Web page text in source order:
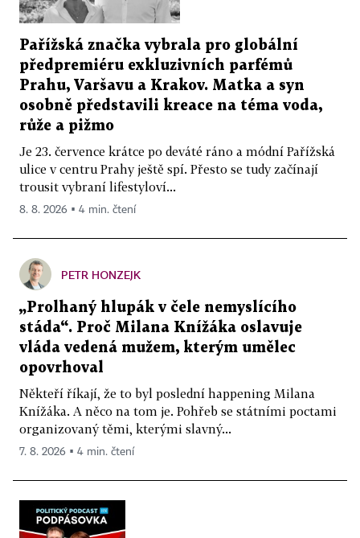
Pařížská značka vybrala pro globální
předpremiéru exkluzivních parfémů
Prahu, Varšavu a Krakov. Matka a syn
osobně představili kreace na téma voda,
růže a pižmo
Je 23. července krátce po deváté ráno a módní Pařížská
ulice v centru Prahy ještě spí. Přesto se tudy začínají
trousit vybraní lifestyloví...
8. 8. 2026 ▪ 4 min. čtení
PETR HONZEJK
„Prolhaný hlupák v čele nemyslícího
stáda“. Proč Milana Knížáka oslavuje
vláda vedená mužem, kterým umělec
opovrhoval
Někteří říkají, že to byl poslední happening Milana
Knížáka. A něco na tom je. Pohřeb se státními poctami
organizovaný těmi, kterými slavný...
7. 8. 2026 ▪ 4 min. čtení